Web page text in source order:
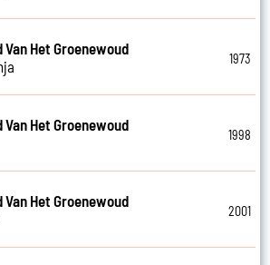
Van Het Groenewoud
1973
Van Het Groenewoud
1998
Van Het Groenewoud
2001